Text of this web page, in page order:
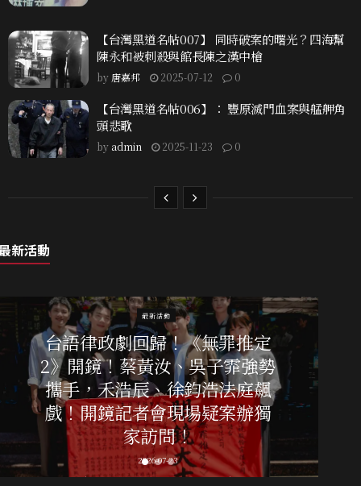
【台灣黑道名帖007】 同時破案的曙光？四海幫
陳永和被刺殺與館長陳之漢中槍
by 唐嘉邦 2025-07-12 0
【台灣黑道名帖006】： 豐原滅門血案與艋舺角
頭悲歌
by admin 2025-11-23 0
新活動
最新活動
台語律政劇回歸！《無罪推定
2》開鏡！蔡黃汝、吳子霏強勢
攜手，禾浩辰、徐鈞浩法庭飆
戲！開鏡記者會現場疑案辦獨
家訪問！
2026-07-23